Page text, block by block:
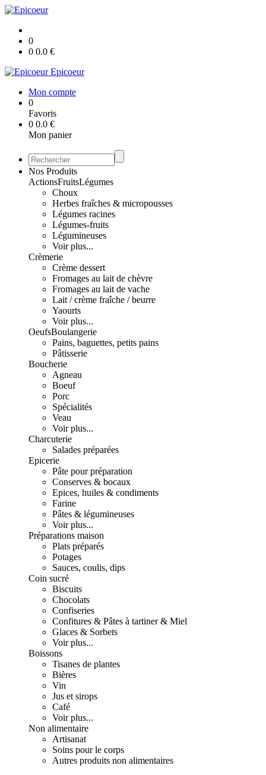
0
0 0.0 €
Epicoeur
Mon compte
0
Favoris
0 0.0 €
Mon panier
Nos Produits
ActionsFruitsLégumes
Choux
Herbes fraîches & micropousses
Légumes racines
Légumes-fruits
Légumineuses
Voir plus...
Crèmerie
Crème dessert
Fromages au lait de chèvre
Fromages au lait de vache
Lait / crème fraîche / beurre
Yaourts
Voir plus...
OeufsBoulangerie
Pains, baguettes, petits pains
Pâtisserie
Boucherie
Agneau
Boeuf
Porc
Spécialités
Veau
Voir plus...
Charcuterie
Salades préparées
Epicerie
Pâte pour préparation
Conserves & bocaux
Epices, huiles & condiments
Farine
Pâtes & légumineuses
Voir plus...
Préparations maison
Plats préparés
Potages
Sauces, coulis, dips
Coin sucré
Biscuits
Chocolats
Confiseries
Confitures & Pâtes à tartiner & Miel
Glaces & Sorbets
Voir plus...
Boissons
Tisanes de plantes
Bières
Vin
Jus et sirops
Café
Voir plus...
Non alimentaire
Artisanat
Soins pour le corps
Autres produits non alimentaires